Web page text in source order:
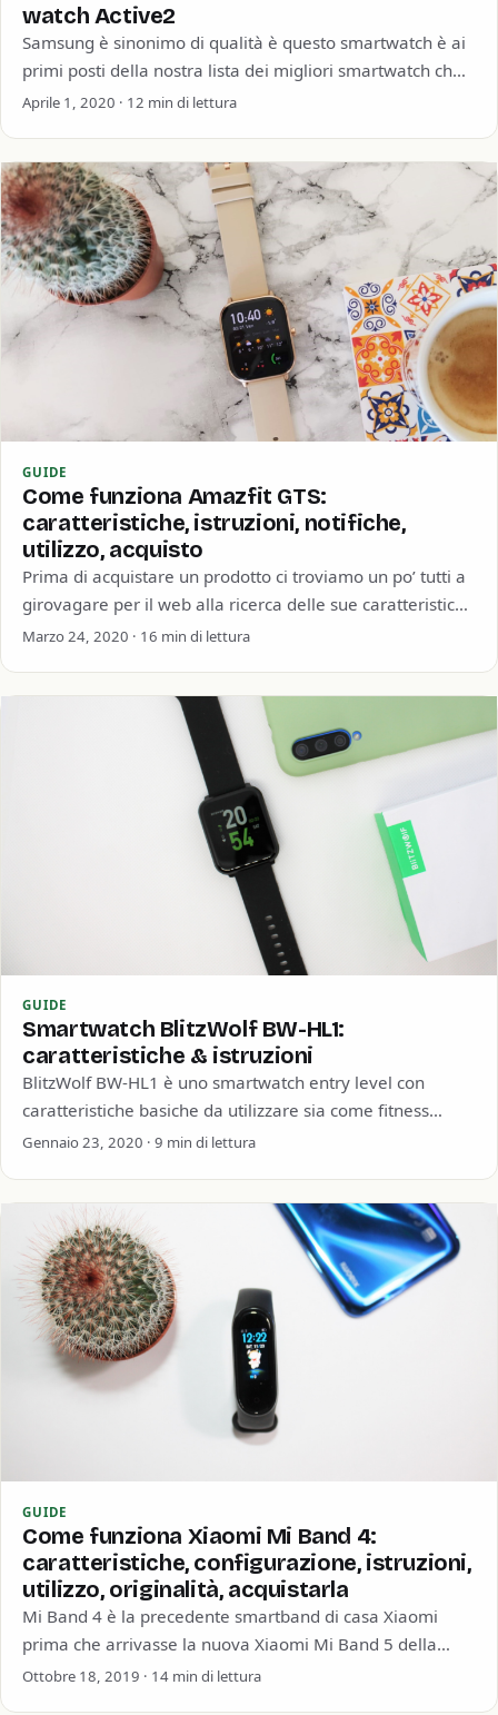
watch Active2
Samsung è sinonimo di qualità è questo smartwatch è ai
primi posti della nostra lista dei migliori smartwatch che
puoi acquistare nel…
Aprile 1, 2020 · 12 min di lettura
GUIDE
Come funziona Amazfit GTS:
caratteristiche, istruzioni, notifiche,
utilizzo, acquisto
Prima di acquistare un prodotto ci troviamo un po’ tutti a
girovagare per il web alla ricerca delle sue caratteristiche
tecniche o…
Marzo 24, 2020 · 16 min di lettura
GUIDE
Smartwatch BlitzWolf BW-HL1:
caratteristiche & istruzioni
BlitzWolf BW-HL1 è uno smartwatch entry level con
caratteristiche basiche da utilizzare sia come fitness
tracker che come lettore di notifiche. BlitzWolf…
Gennaio 23, 2020 · 9 min di lettura
GUIDE
Come funziona Xiaomi Mi Band 4:
caratteristiche, configurazione, istruzioni,
utilizzo, originalità, acquistarla
Mi Band 4 è la precedente smartband di casa Xiaomi
prima che arrivasse la nuova Xiaomi Mi Band 5 della
quale abbiamo…
Ottobre 18, 2019 · 14 min di lettura